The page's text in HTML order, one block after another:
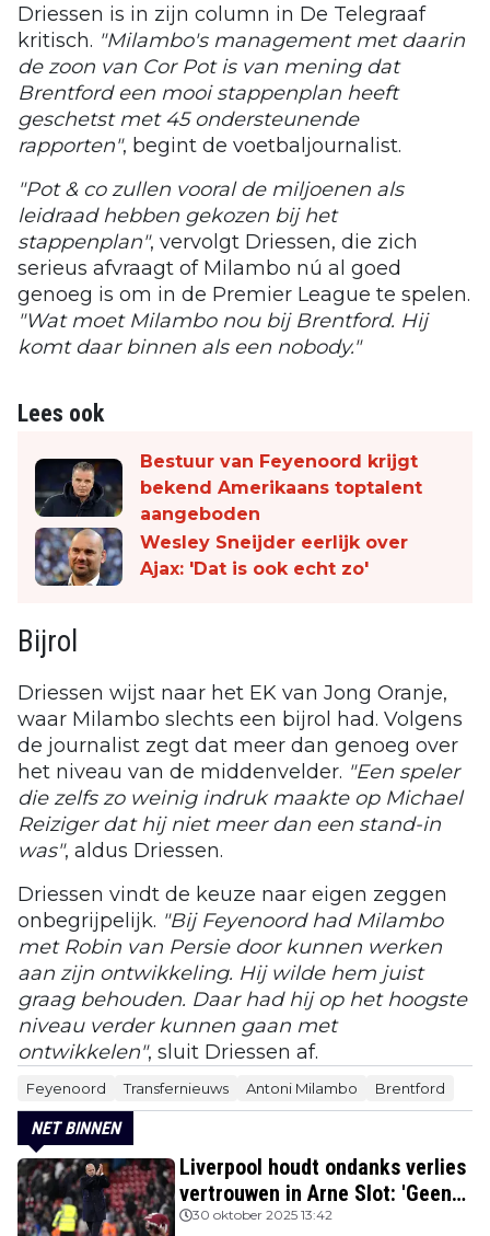
Driessen is in zijn column in De Telegraaf
kritisch. "Milambo's management met daarin
de zoon van Cor Pot is van mening dat
Brentford een mooi stappenplan heeft
geschetst met 45 ondersteunende
rapporten", begint de voetbaljournalist.
"Pot & co zullen vooral de miljoenen als
leidraad hebben gekozen bij het
stappenplan", vervolgt Driessen, die zich
serieus afvraagt of Milambo nú al goed
genoeg is om in de Premier League te spelen.
"Wat moet Milambo nou bij Brentford. Hij
komt daar binnen als een nobody."
Lees ook
Bestuur van Feyenoord krijgt
bekend Amerikaans toptalent
aangeboden
Wesley Sneijder eerlijk over
Ajax: 'Dat is ook echt zo'
Bijrol
Driessen wijst naar het EK van Jong Oranje,
waar Milambo slechts een bijrol had. Volgens
de journalist zegt dat meer dan genoeg over
het niveau van de middenvelder. "Een speler
die zelfs zo weinig indruk maakte op Michael
Reiziger dat hij niet meer dan een stand-in
was", aldus Driessen.
Driessen vindt de keuze naar eigen zeggen
onbegrijpelijk. "Bij Feyenoord had Milambo
met Robin van Persie door kunnen werken
aan zijn ontwikkeling. Hij wilde hem juist
graag behouden. Daar had hij op het hoogste
niveau verder kunnen gaan met
ontwikkelen", sluit Driessen af.
Feyenoord Transfernieuws Antoni Milambo Brentford
NET BINNEN
Liverpool houdt ondanks verlies
vertrouwen in Arne Slot: 'Geen
kans'
30 oktober 2025 13:42